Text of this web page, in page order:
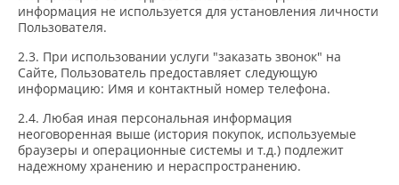
информация не используется для установления личности
Пользователя.
2.3. При использовании услуги "заказать звонок" на
Сайте, Пользователь предоставляет следующую
информацию: Имя и контактный номер телефона.
2.4. Любая иная персональная информация
неоговоренная выше (история покупок, используемые
браузеры и операционные системы и т.д.) подлежит
надежному хранению и нераспространению.